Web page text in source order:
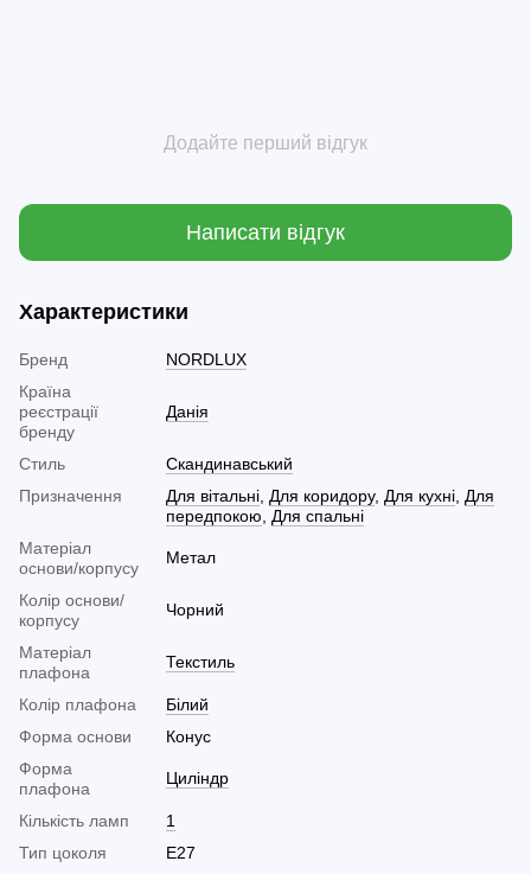
Додайте перший відгук
Написати відгук
Характеристики
Бренд
NORDLUX
Країна
реєстрації
бренду
Данія
Стиль
Скандинавський
Призначення
Для вітальні, Для коридору, Для кухні, Для
передпокою, Для спальні
Матеріал
основи/корпусу
Метал
Колір основи/
корпусу
Чорний
Матеріал
плафона
Текстиль
Колір плафона
Білий
Форма основи
Конус
Форма
плафона
Циліндр
Кількість ламп
1
Тип цоколя
E27